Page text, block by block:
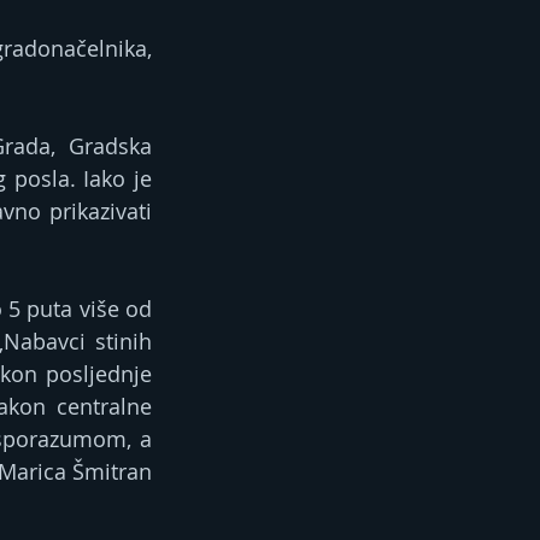
Gradska
posla. Iako je
prikazivati
5 puta više od
stinih
posljednje
centralne
a
Šmitran